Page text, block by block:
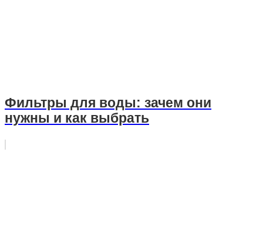
Фильтры для воды: зачем они
нужны и как выбрать